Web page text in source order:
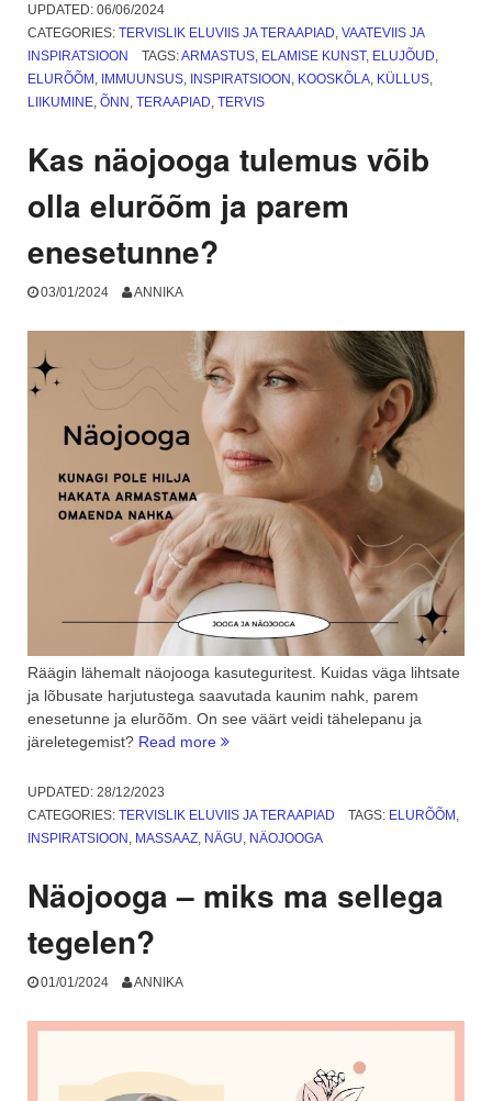
mis
ei
lähe
UPDATED: 06/06/2024
CATEGORIES: TERVISLIK ELUVIIS JA TERAAPIAD VAATEVIIS JA
INSPIRATSIOON
TAGS:ARMASTUS, ELAMISE KUNST, ELUJÕUD
ELURÕÕM IMMUUNSUS INSPIRATSIOON KOOSKÕLA KÜLLUS
LIIKUMINE ÕNN TERAAPIAD TERVIS
Kas näojooga tulemus võib
olla elurõõm ja parem
enesetunne?
03/01/2024 ANNIKA
Räägin lähemalt näojooga kasuteguritest. Kuidas väga lihtsate
ja lõbusate harjutustega saavutada kaunim nahk, parem
enesetunne ja elurõõm. On see väärt veidi tähelepanu ja
järeletegemist? Read more “Kas
võib
olla
parem
UPDATED: 28/12/2023
CATEGORIES: TERVISLIK ELUVIIS JA TERAAPIAD TAGS: ELURÕÕM
INSPIRATSIOON MASSAAZ NÄGU NÄOJOOGA
Näojooga – miks ma sellega
tegelen?
01/01/2024 ANNIKA